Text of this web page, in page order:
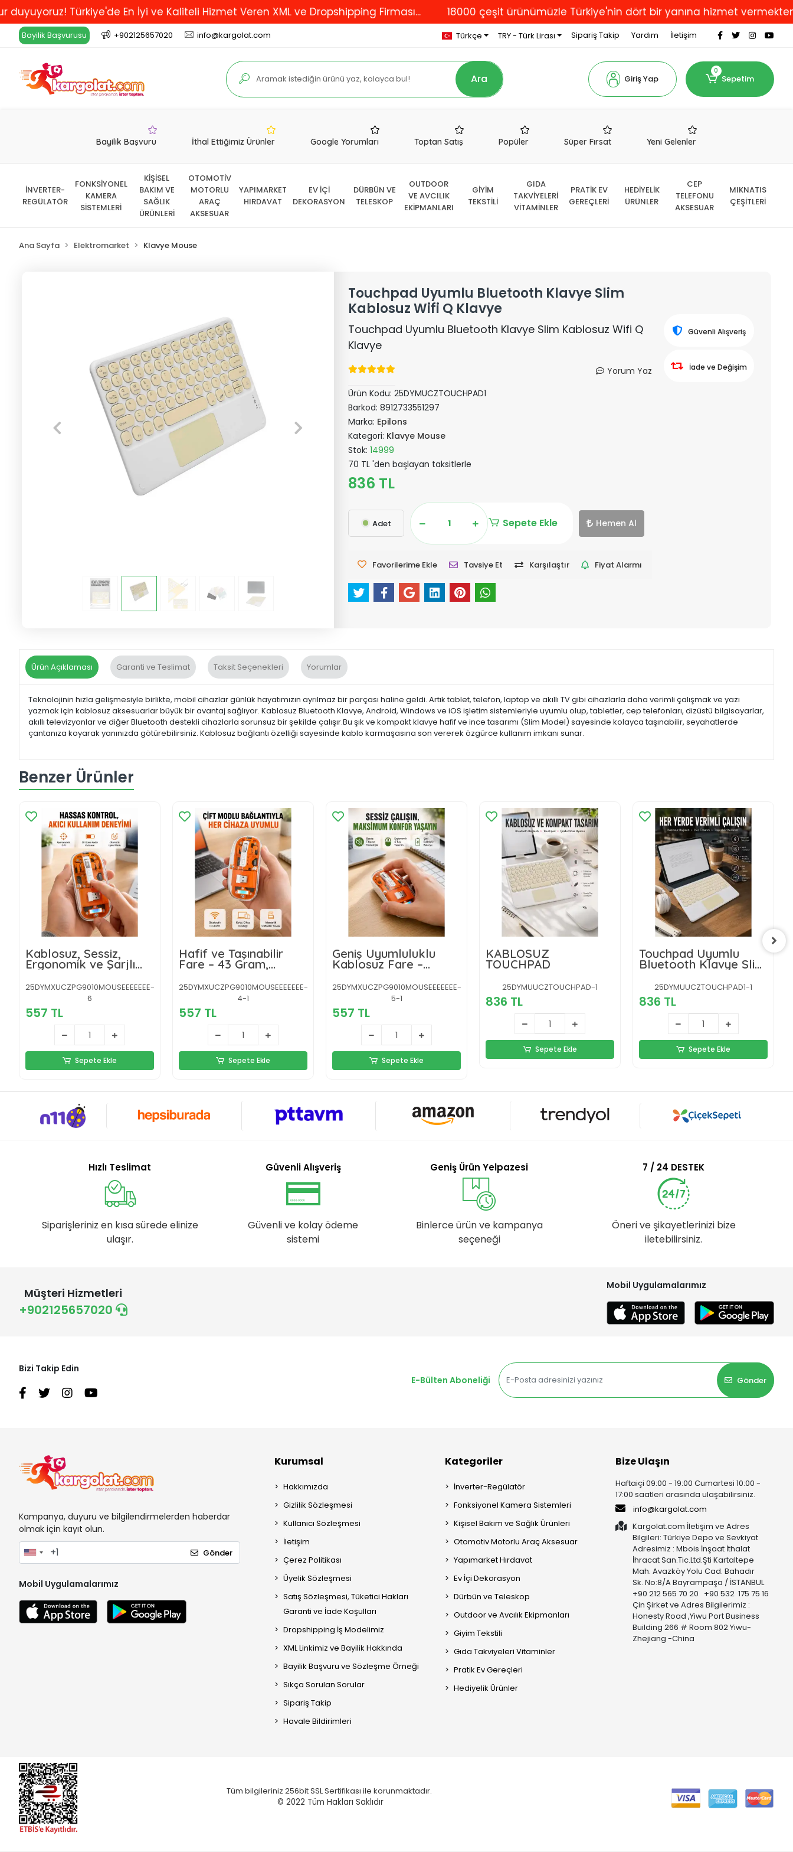
Türkiye'de En İyi ve Kaliteli Hizmet Veren XML ve Dropshipping Firması... 18000 çeşit ürünümüzle Türkiye'nin dört bir yanına hizmet vermekten
Bayilik Başvurusu +902125657020 info@kargolat.com Türkçe TRY - Türk Lirası Sipariş Takip Yardım İletişim
Ara Giriş Yap
0
Sepetim
Bayilik Başvuru İthal Ettiğimiz Ürünler Google Yorumları Toptan Satış Popüler Süper Fırsat Yeni Gelenler
İNVERTER-
REGÜLATÖR
FONKSİYONEL
KAMERA
SİSTEMLERİ
KİŞİSEL
BAKIM VE
SAĞLIK
ÜRÜNLERİ
OTOMOTİV
MOTORLU
ARAÇ
AKSESUAR
YAPIMARKET
HIRDAVAT
EV İÇİ
DEKORASYON
DÜRBÜN VE
TELESKOP
OUTDOOR
VE AVCILIK
EKİPMANLARI
GİYİM
TEKSTİLİ
GIDA
TAKVİYELERİ
VİTAMİNLER
PRATİK EV
GEREÇLERİ
HEDİYELİK
ÜRÜNLER
CEP
TELEFONU
AKSESUAR
MIKNATIS
ÇEŞİTLERİ
Ana Sayfa Elektromarket Klavye Mouse
Touchpad Uyumlu Bluetooth Klavye Slim
Kablosuz Wifi Q Klavye
Touchpad Uyumlu Bluetooth Klavye Slim Kablosuz Wifi Q
Klavye
Yorum Yaz
Ürün Kodu:25DYMUCZTOUCHPAD1
Barkod:8912733551297
Marka: Epilons
Kategori: Klavye Mouse
Stok:14999
70 TL 'den başlayan taksitlerle
836 TL
Adet Sepete Ekle Hemen Al
Favorilerime Ekle Tavsiye Et Karşılaştır Fiyat Alarmı
Güvenli Alışveriş
İade ve Değişim
Ürün Açıklaması Garanti ve Teslimat Taksit Seçenekleri Yorumlar
Teknolojinin hızla gelişmesiyle birlikte, mobil cihazlar günlük hayatımızın ayrılmaz bir parçası haline geldi. Artık tablet, telefon, laptop ve akıllı TV gibi cihazlarla daha verimli çalışmak ve yazı
yazmak için kablosuz aksesuarlar büyük bir avantaj sağlıyor. Kablosuz Bluetooth Klavye, Android, Windows ve iOS işletim sistemleriyle uyumlu olup, tabletler, cep telefonları, dizüstü bilgisayarlar,
akıllı televizyonlar ve diğer Bluetooth destekli cihazlarla sorunsuz bir şekilde çalışır.Bu şık ve kompakt klavye hafif ve ince tasarımı (Slim Model) sayesinde kolayca taşınabilir, seyahatlerde
çantanıza koyarak yanınızda götürebilirsiniz. Kablosuz bağlantı özelliği sayesinde kablo karmaşasına son vererek özgürce kullanım imkanı sunar.
Benzer Ürünler
Kablosuz, Sessiz,
Ergonomik ve Şarjlı
Fare - Gelişmiş Çoklu
Cihaz Desteği Yeni
25DYMXUCZPG9010MOUSEEEEEEE-
6
557 TL
Sepete Ekle
Hafif ve Taşınabilir
Fare – 43 Gram,
Otomatik Uyku Modlu
Yeni Nesil
25DYMXUCZPG9010MOUSEEEEEEE-
4-1
557 TL
Sepete Ekle
Geniş Uyumluluklu
Kablosuz Fare –
Destekli Yeni Nesil
25DYMXUCZPG9010MOUSEEEEEEE-
5-1
557 TL
Sepete Ekle
KABLOSUZ
TOUCHPAD
25DYMUUCZTOUCHPAD-1
836 TL
Sepete Ekle
Touchpad Uyumlu
Bluetooth Klavye Slim
Kablosuz Wifi Q
Klavye
25DYMUUCZTOUCHPAD1-1
836 TL
Sepete Ekle
Hızlı Teslimat
Siparişleriniz en kısa sürede elinize
ulaşır.
Güvenli Alışveriş
Güvenli ve kolay ödeme
sistemi
Geniş Ürün Yelpazesi
Binlerce ürün ve kampanya
seçeneği
7 / 24 DESTEK
Öneri ve şikayetlerinizi bize
iletebilirsiniz.
Müşteri Hizmetleri
+902125657020
Mobil Uygulamalarımız
Bizi Takip Edin
E-Bülten Aboneliği
Gönder
Kampanya, duyuru ve bilgilendirmelerden haberdar
olmak için kayıt olun.
Gönder
Mobil Uygulamalarımız
Kurumsal
Hakkımızda
Gizlilik Sözleşmesi
Kullanıcı Sözleşmesi
İletişim
Çerez Politikası
Üyelik Sözleşmesi
Satış Sözleşmesi, Tüketici Hakları
Garanti ve İade Koşulları
Dropshipping İş Modelimiz
XML Linkimiz ve Bayilik Hakkında
Bayilik Başvuru ve Sözleşme Örneği
Sıkça Sorulan Sorular
Sipariş Takip
Havale Bildirimleri
Kategoriler
İnverter-Regülatör
Fonksiyonel Kamera Sistemleri
Kişisel Bakım ve Sağlık Ürünleri
Otomotiv Motorlu Araç Aksesuar
Yapımarket Hırdavat
Ev İçi Dekorasyon
Dürbün ve Teleskop
Outdoor ve Avcılık Ekipmanları
Giyim Tekstili
Gıda Takviyeleri Vitaminler
Pratik Ev Gereçleri
Hediyelik Ürünler
Bize Ulaşın
Haftaiçi 09:00 - 19:00 Cumartesi 10:00 -
17:00 saatleri arasında ulaşabilirsiniz.
info@kargolat.com
Kargolat.com İletişim ve Adres
Bilgileri: Türkiye Depo ve Sevkiyat
Adresimiz : Mbois İnşaat İthalat
İhracat San.Tic.Ltd.Şti Kartaltepe
Mah. Avazköy Yolu Cad. Bahadır
Sk. No:8/A Bayrampaşa / İSTANBUL
+90 212 565 70 20 +90 532 175 75 16
Çin Şirket ve Adres Bilgilerimiz :
Honesty Road ,Yiwu Port Business
Building 266 # Room 802 Yiwu-
Zhejiang -China
Tüm bilgileriniz 256bit SSL Sertifikası ile korunmaktadır.
© 2022 Tüm Hakları Saklıdır